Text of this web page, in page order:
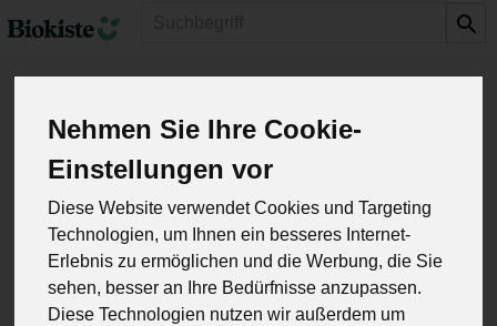
Nehmen Sie Ihre Cookie-
Einstellungen vor
Diese Website verwendet Cookies und Targeting
Technologien, um Ihnen ein besseres Internet-
Erlebnis zu ermöglichen und die Werbung, die Sie
sehen, besser an Ihre Bedürfnisse anzupassen.
Diese Technologien nutzen wir außerdem um
Hundefutter 2 von 1342
Hersteller Allergene